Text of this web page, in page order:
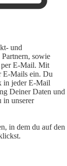
und
sowie
per E-Mail. Mit
E-Mails ein. Du
in jeder E-Mail
Deiner Daten und
in unserer
in dem du auf den